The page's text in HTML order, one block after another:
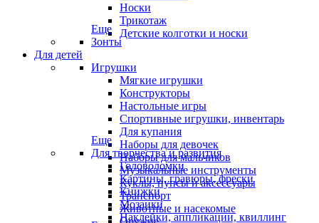
Носки
Трикотаж
Детские колготки и носки
Еще
Зонты
Для детей
Игрушки
Мягкие игрушки
Конструкторы
Настольные игры
Спортивные игрушки, инвентарь
Для купания
Наборы для девочек
Наборы для мальчиков
Музыкальные инструменты
Куклы, пупсы и аксессуары
Транспорт
Животные и насекомые
Еще
Для творчества и развития
Головоломки
Картины, гравюры, фрески
Книжки
Мозаики
Наклейки, аппликации, квиллинг